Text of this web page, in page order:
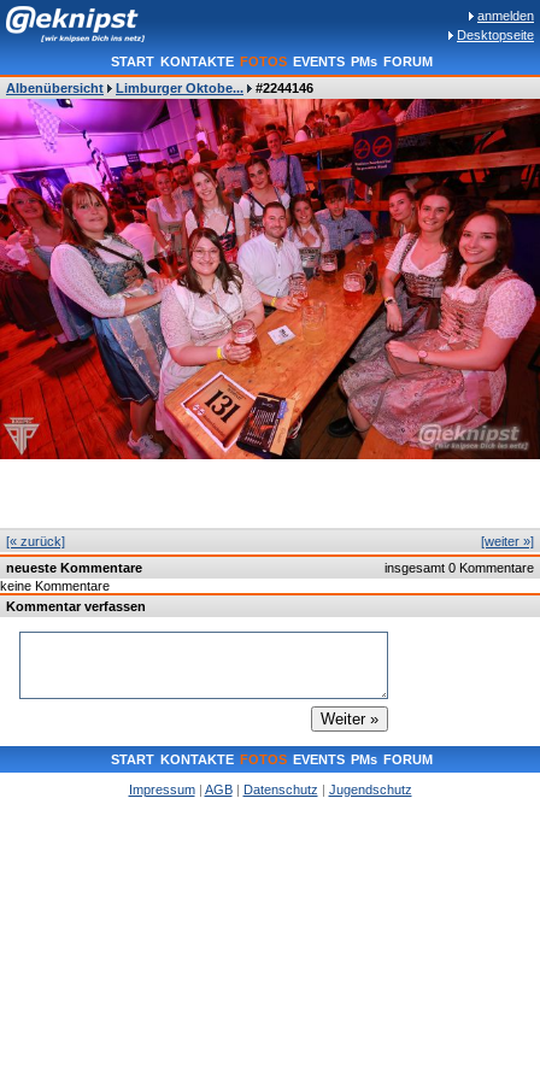
anmelden
Desktopseite
START KONTAKTE FOTOS EVENTS PMs FORUM
Albenübersicht
Limburger Oktobe... #2244146
[weiter »]
[« zurück]
insgesamt 0 Kommentare
neueste Kommentare
keine Kommentare
Kommentar verfassen
START KONTAKTE FOTOS EVENTS PMs FORUM
Impressum| AGB| Datenschutz | Jugendschutz